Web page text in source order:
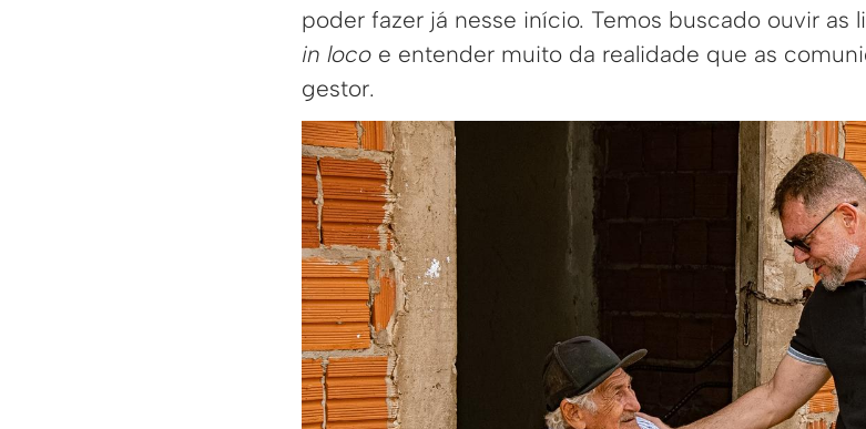
poder fazer já nesse início. Temos buscado ouvir as
in loco e entender muito da realidade que as
gestor.